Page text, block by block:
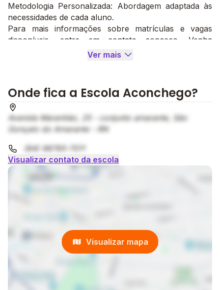
Metodologia Personalizada: Abordagem adaptada às
necessidades de cada aluno.
Para mais informações sobre matrículas e vagas
disponíveis, entre em contato conosco. Venha
conhecer a Escola Aconchego!
Ver mais
Onde fica a Escola Aconchego?
Avenida Maranhão, 25 - conjunto amarante, São
Gonçalo do Amarante - RN
(84) 98765-7011
Visualizar contato da escola
Visualizar mapa